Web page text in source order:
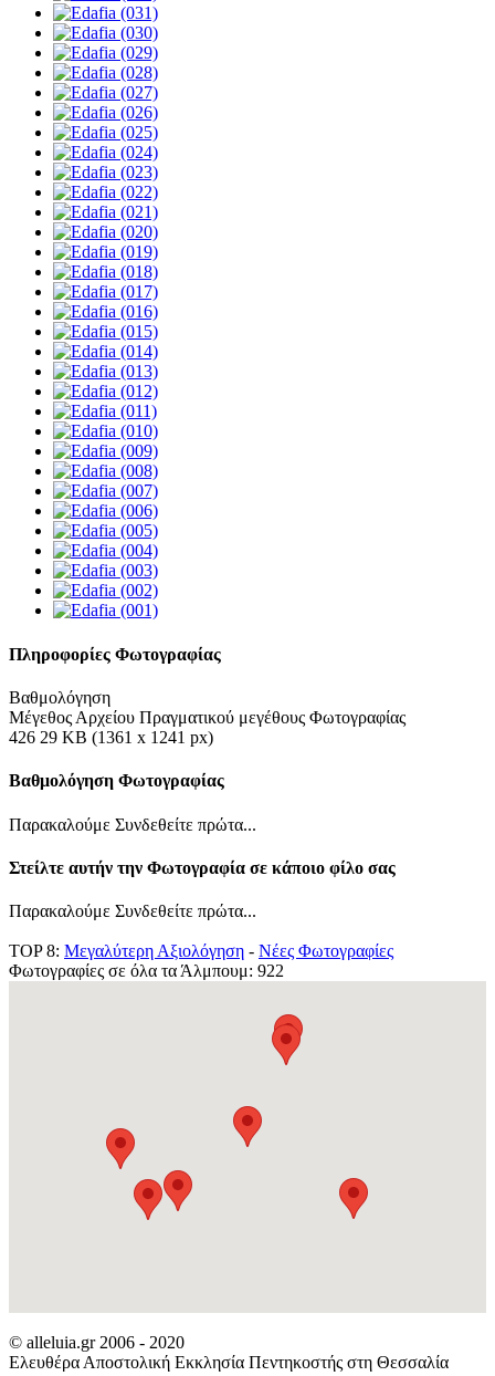
Πληροφορίες Φωτογραφίας
Βαθμολόγηση
Μέγεθος Αρχείου Πραγματικού μεγέθους Φωτογραφίας
426 29 KB (1361 x 1241 px)
Βαθμολόγηση Φωτογραφίας
Παρακαλούμε Συνδεθείτε πρώτα...
Στείλτε αυτήν την Φωτογραφία σε κάποιο φίλο σας
Παρακαλούμε Συνδεθείτε πρώτα...
TOP 8: Μεγαλύτερη Αξιολόγηση - Νέες Φωτογραφίες
Φωτογραφίες σε όλα τα Άλμπουμ: 922
© alleluia.gr 2006 - 2020
Ελευθέρα Αποστολική Εκκλησία Πεντηκοστής στη Θεσσαλία